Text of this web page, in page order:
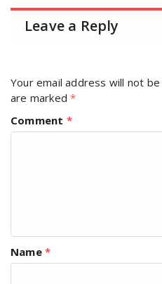
Leave a Reply
Your email address will not be
are marked*
Comment *
Name *